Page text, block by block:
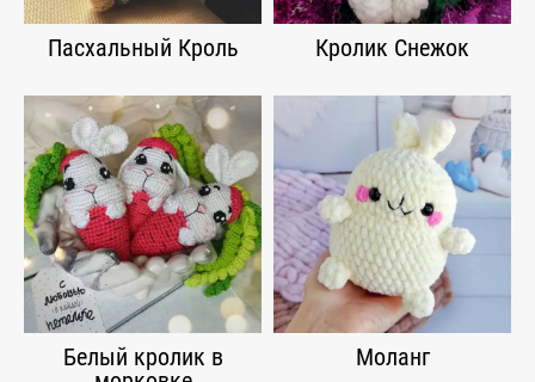
Пасхальный Кроль Кролик Снежок
Белый кролик в
Моланг